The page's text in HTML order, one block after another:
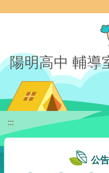
陽明高中 輔導
:::
公